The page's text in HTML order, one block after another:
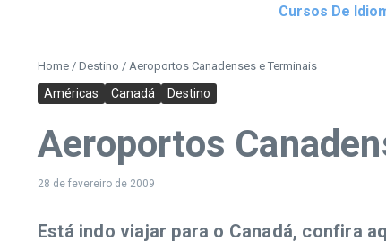
Cursos De
Home / Destino / Aeroportos Canadenses e Terminais
Américas Canadá Destino
Aeroportos
28 de fevereiro de 2009
Está indo viajar para o Canadá, confira